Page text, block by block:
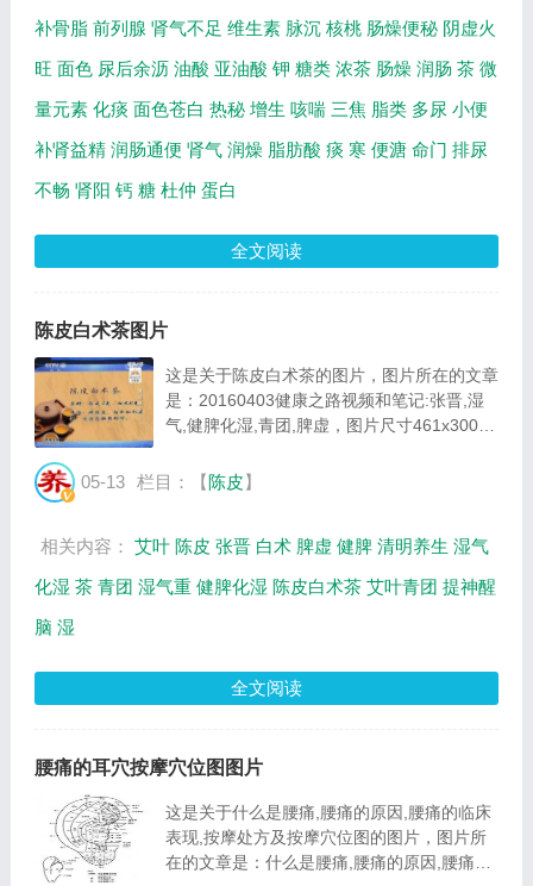
补骨脂 前列腺 肾气不足 维生素 脉沉 核桃 肠燥便秘 阴虚火
旺 面色 尿后余沥 油酸 亚油酸 钾 糖类 浓茶 肠燥 润肠 茶 微
量元素 化痰 面色苍白 热秘 增生 咳喘 三焦 脂类 多尿 小便
补肾益精 润肠通便 肾气 润燥 脂肪酸 痰 寒 便溏 命门 排尿
不畅 肾阳 钙 糖 杜仲 蛋白
全文阅读
陈皮白术茶图片
这是关于陈皮白术茶的图片，图片所在的文章
是：20160403健康之路视频和笔记:张晋,湿
气,健脾化湿,青团,脾虚，图片尺寸461x300像
05-13 栏目：【陈皮】
相关内容： 艾叶 陈皮 张晋 白术 脾虚 健脾 清明养生 湿气
化湿 茶 青团 湿气重 健脾化湿 陈皮白术茶 艾叶青团 提神醒
脑 湿
全文阅读
腰痛的耳穴按摩穴位图图片
这是关于什么是腰痛,腰痛的原因,腰痛的临床
表现,按摩处方及按摩穴位图的图片，图片所
在的文章是：什么是腰痛,腰痛的原因,腰痛的